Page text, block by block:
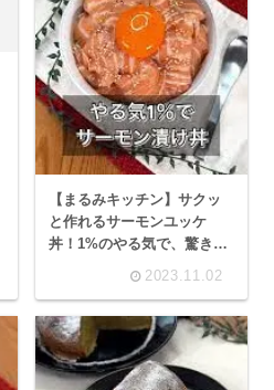
【まるみキッチン】サクッ
と作れるサーモンユッケ
丼！1%のやる気で、驚きの
2023.11.02